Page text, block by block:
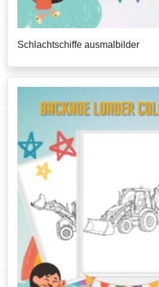
Schlachtschiffe ausmalbilder